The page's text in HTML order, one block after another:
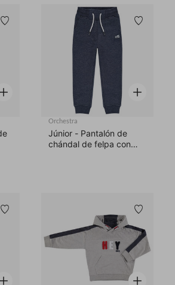
Lista de deseos
rápida
Lista
Vista
Orchestra
Júnior - Pantalón de
chándal de felpa con
Lista de deseos
rápida
Lista
Vista